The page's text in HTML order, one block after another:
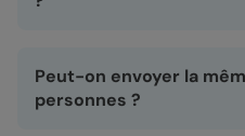
prêtes, le processus est très
est intuitif et accessible
Peut-on envoyer la
personnes ?